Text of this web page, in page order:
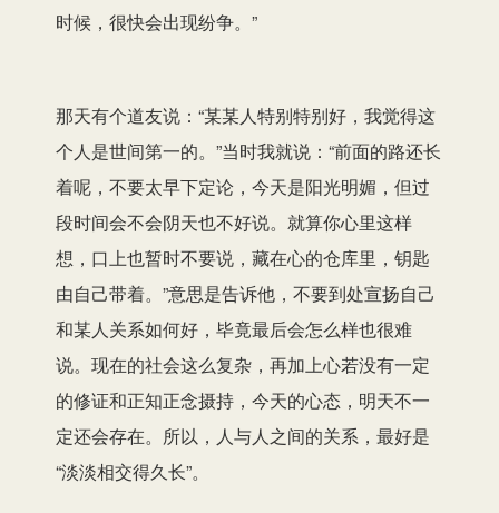
时候，很快会出现纷争。”
那天有个道友说：“某某人特别特别好，我觉得这
个人是世间第一的。”当时我就说：“前面的路还长
着呢，不要太早下定论，今天是阳光明媚，但过
段时间会不会阴天也不好说。就算你心里这样
想，口上也暂时不要说，藏在心的仓库里，钥匙
由自己带着。”意思是告诉他，不要到处宣扬自己
和某人关系如何好，毕竟最后会怎么样也很难
说。现在的社会这么复杂，再加上心若没有一定
的修证和正知正念摄持，今天的心态，明天不一
定还会存在。所以，人与人之间的关系，最好是
“淡淡相交得久长”。